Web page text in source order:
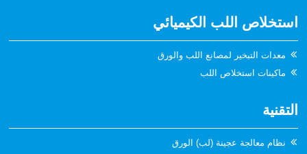
استخلاص اللب الكيميائي
معدات التبخير لمصانع اللب والورق
ماكينات استخلاص اللب
التقنية
نظام معالجة عجينة (لب) الورق